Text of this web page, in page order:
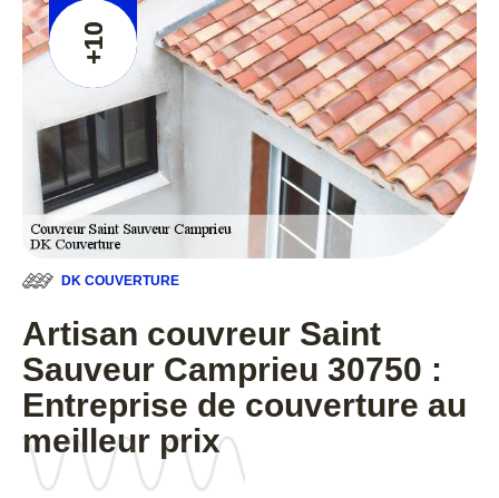
+10
DK COUVERTURE
Artisan couvreur Saint
Sauveur Camprieu 30750 :
Entreprise de couverture au
meilleur prix